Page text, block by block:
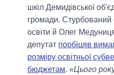
шкіл Демидівської
громади.
освіти й Олег
депутат пообіцяв
розміру освітньої
бюджетам. «Цього